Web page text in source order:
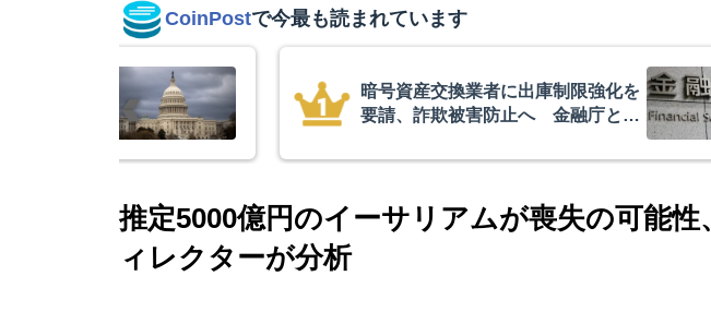
CoinPostで今最も読まれています
ビットコイン・イーサリアム・
XRP、「弱気相場の最終段階に典型
推定5000億円のイーサリアムが喪失の可能
ィレクターが分析